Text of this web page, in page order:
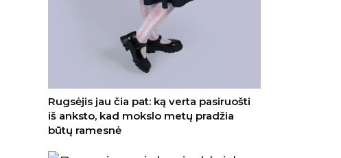
Rugsėjis jau čia pat: ką verta pasiruošti
iš anksto, kad mokslo metų pradžia
būtų ramesnė